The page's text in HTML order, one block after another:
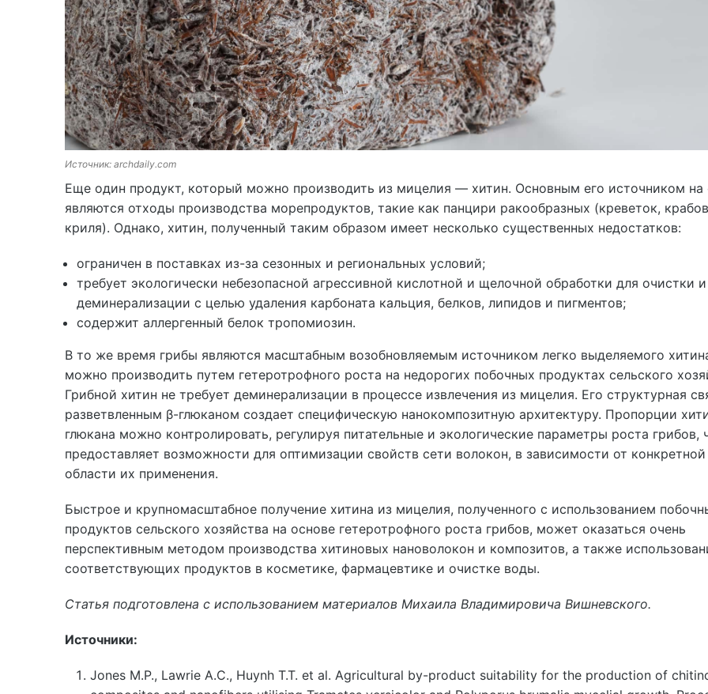
Источник: archdaily.com
Еще один продукт, который можно производить из мицелия — хитин. Основным его источником на
являются отходы производства морепродуктов, такие как панцири ракообразных (креветок,
криля). Однако, хитин, полученный таким образом имеет несколько существенных недостатков:
ограничен в поставках из-за сезонных и региональных условий;
требует экологически небезопасной агрессивной кислотной и щелочной обработки для очистки и
деминерализации с целью удаления карбоната кальция, белков, липидов и пигментов;
содержит аллергенный белок тропомиозин.
В то же время грибы являются масштабным возобновляемым источником легко выделяемого
можно производить путем гетеротрофного роста на недорогих побочных продуктах сельского
Грибной хитин не требует деминерализации в процессе извлечения из мицелия. Его структурная
разветвленным β-глюканом создает специфическую нанокомпозитную архитектуру. Пропорции
глюкана можно контролировать, регулируя питательные и экологические параметры роста грибов,
предоставляет возможности для оптимизации свойств сети волокон, в зависимости от конкретной
области их применения.
Быстрое и крупномасштабное получение хитина из мицелия, полученного с использованием
продуктов сельского хозяйства на основе гетеротрофного роста грибов, может оказаться очень
перспективным методом производства хитиновых нановолокон и композитов, а также
соответствующих продуктов в косметике, фармацевтике и очистке воды.
Статья подготовлена с использованием материалов Михаила Владимировича Вишневского.
Источники:
Jones M.P., Lawrie A.C., Huynh T.T. et al. Agricultural by-product suitability for the production of